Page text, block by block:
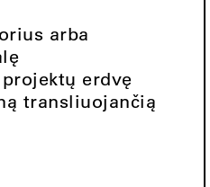
arba
erdvę
transliuojančią